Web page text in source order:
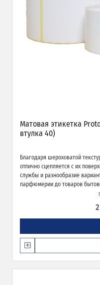
Матовая этикетка
втулка 40)
Благодаря шероховатой
отлично сцепляется с их
службы и разнообразие
парфюмерии до товаров
обеспечивает превосходное